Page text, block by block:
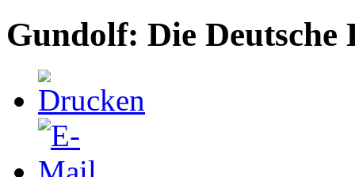
Gundolf: Die